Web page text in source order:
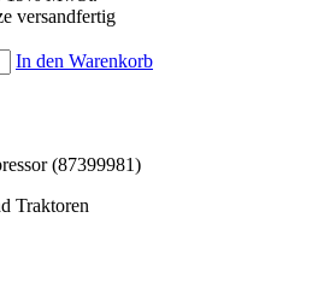
versandfertig
In den Warenkorb
(87399981)
Traktoren